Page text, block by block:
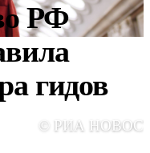
РФ
гидов
© РИА